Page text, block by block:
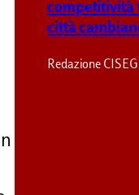
competitività
città
Redazione CISE